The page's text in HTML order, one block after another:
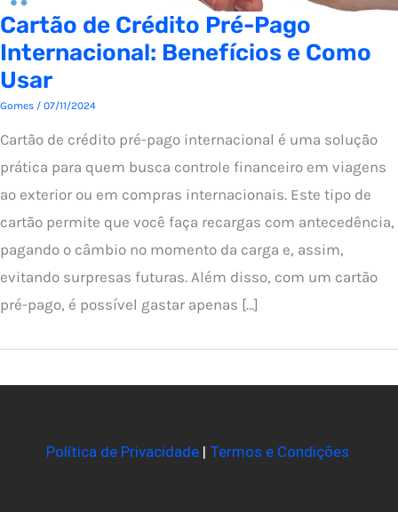
Cartão de Crédito Pré-Pago
Internacional: Benefícios e Como
Usar
Gomes / 07/11/2024
Cartão de crédito pré-pago internacional é uma solução
prática para quem busca controle financeiro em viagens
ao exterior ou em compras internacionais. Este tipo de
cartão permite que você faça recargas com antecedência,
pagando o câmbio no momento da carga e, assim,
evitando surpresas futuras. Além disso, com um cartão
pré-pago, é possível gastar apenas […]
Política de Privacidade| Termos e Condições